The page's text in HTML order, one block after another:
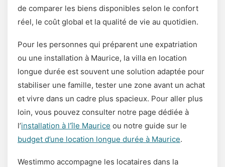
de comparer les biens disponibles selon le confort
réel, le coût global et la qualité de vie au quotidien.
Pour les personnes qui préparent une expatriation
ou une installation à Maurice, la villa en location
longue durée est souvent une solution adaptée pour
stabiliser une famille, tester une zone avant un achat
et vivre dans un cadre plus spacieux. Pour aller plus
loin, vous pouvez consulter notre page dédiée à
l’installation à l’île Maurice ou notre guide sur le
budget d’une location longue durée à Maurice.
Westimmo accompagne les locataires dans la